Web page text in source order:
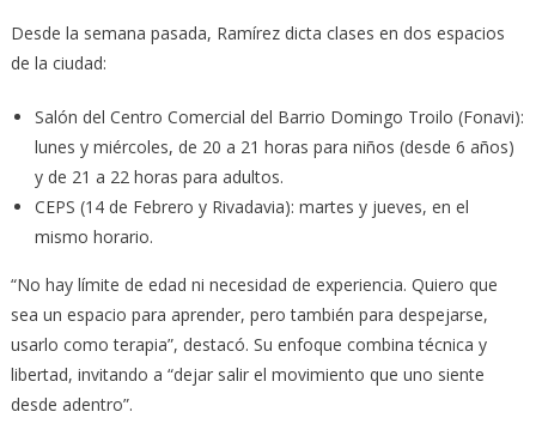
Desde la semana pasada, Ramírez dicta clases en dos espacios
de la ciudad:
Salón del Centro Comercial del Barrio Domingo Troilo (Fonavi):
lunes y miércoles, de 20 a 21 horas para niños (desde 6 años)
y de 21 a 22 horas para adultos.
CEPS (14 de Febrero y Rivadavia): martes y jueves, en el
mismo horario.
“No hay límite de edad ni necesidad de experiencia. Quiero que
sea un espacio para aprender, pero también para despejarse,
usarlo como terapia”, destacó. Su enfoque combina técnica y
libertad, invitando a “dejar salir el movimiento que uno siente
desde adentro”.